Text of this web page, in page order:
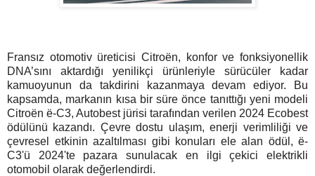
Fransız otomotiv üreticisi Citroën, konfor ve fonksiyonellik
DNA’sını aktardığı yenilikçi ürünleriyle sürücüler kadar
kamuoyunun da takdirini kazanmaya devam ediyor. Bu
kapsamda, markanın kısa bir süre önce tanıttığı yeni modeli
Citroën ë-C3, Autobest jürisi tarafından verilen 2024 Ecobest
ödülünü kazandı. Çevre dostu ulaşım, enerji verimliliği ve
çevresel etkinin azaltılması gibi konuları ele alan ödül, ë-
C3'ü 2024'te pazara sunulacak en ilgi çekici elektrikli
otomobil olarak değerlendirdi.